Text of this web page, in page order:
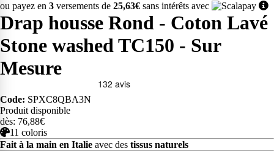
ou payez en 3 versements de 25,63€ sans intérêts avec
Drap housse Rond - Coton Lavé
Stone washed TC150 - Sur
Mesure
Code: SPXC8QBA3N
Produit disponible
dès: 76,88€
11 coloris
Fait à la main en Italie avec des tissus naturels